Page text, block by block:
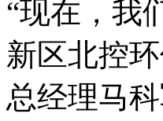
“现在，我
新区北控
总经理马